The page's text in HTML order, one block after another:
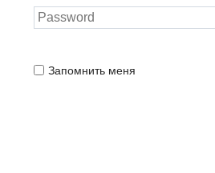
Запомнить меня